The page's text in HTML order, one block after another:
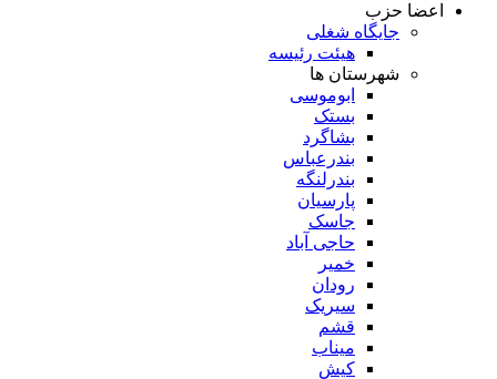
اعضا حزب
جایگاه شغلی
هیئت رئیسه
شهرستان ها
ابوموسی
بستک
بشاگرد
بندرعباس
بندرلنگه
پارسیان
جاسک
حاجی آباد
خمیر
رودان
سیریک
قشم
میناب
کیش